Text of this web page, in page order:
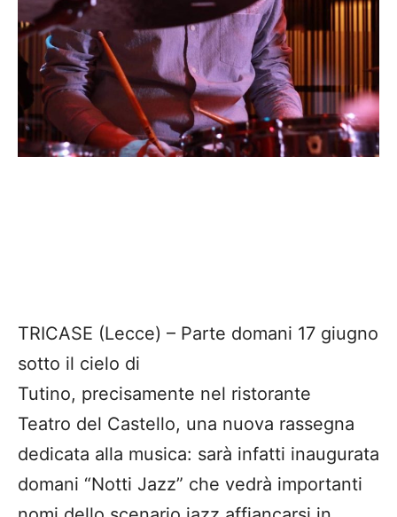
TRICASE (Lecce) – Parte domani 17 giugno
sotto il cielo di
Tutino, precisamente nel ristorante
Teatro del Castello, una nuova rassegna
dedicata alla musica: sarà infatti inaugurata
domani “Notti Jazz” che vedrà importanti